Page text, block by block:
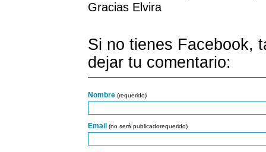
Gracias Elvira
Si no tienes Facebook,
dejar tu comentario:
Nombre (requerido)
Email (no será publicadorequerido)